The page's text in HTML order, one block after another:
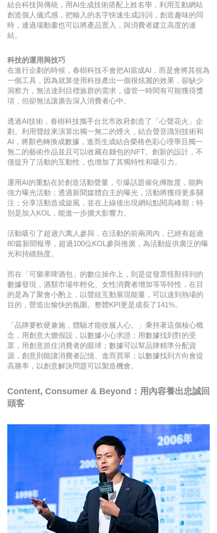
結合科技與傳統，用AI生成技術搭配上姓名學，利用互動網站
創造個人儀式感，把輸入的名字快速生成詩詞，創造趣味的同
時，連過場動畫也可以將產品置入，與消費者建立高度的連
結。
科技的運用與技巧
在進行企劃的時候，春樹科技不會把AI當成AI，而是會將其視為
一個工具，因為就算使用科技產出一個很炫麗的效果，卻缺少
洞察力，無法達到目標族群的需求，儘管一時間有可能獲得獎
項，但卻無法讓廣告深入消費者心中。
透過AI技術，春樹科技攜手台北市政府創造了「心聲花火」企
劃。利用聲紋來演算出獨一無二的煙火，結合聲音識別技術和
AI，將顏色轉換成數據，進而生成結合榮格色彩心理學且獨一
無二的藝術作品並且可以收藏在錢包的NFT。創新的設計，不
僅提升了活動的互動性，也增加了其獨特性和吸引力。
運用AI的重點在於創造活動聲量，引爆話題催化傳散度，能夠
強力曝光活動；透過新聞媒體自主的曝光，活動將獲得更多關
注；分享活動造成旋風，並在上線後出現網站點閱高峰期；特
別是加入KOL，能進一步擴大影響力。
活動吸引了超過六萬人參與，在活動的前兩周內，已經有超過
80篇新聞報導，超過100位KOL參與推廣，為活動提供廣泛的曝
光和持續熱度。
而在「可樂果啤酒包」的數位操作上，則是從發票怪獸得到的
數據發現，酒類市場年輕化、女性消費者增加等等特性，在目
的是為了聚會小酌上，以聲紋互動展現能量，可以達到熱場的
目的，營造出愉快的氛圍。整體KPI更是成長了141%。
「品牌要軟硬兼施，體驗才能收服人心。」秉持著這個核心概
念，用創意大膽假設，以數據小心求證；用數據找到對的受
眾，用創意抓住消費者的眼球；數據可以幫品牌精準分配資
源，創意則能讓消費者記憶、進而買單；以數據找到方向會提
高勝率，以創意解決問題可以製造機會。
Content, Consumer & Beyond：用內容養出忠誠回
頭客